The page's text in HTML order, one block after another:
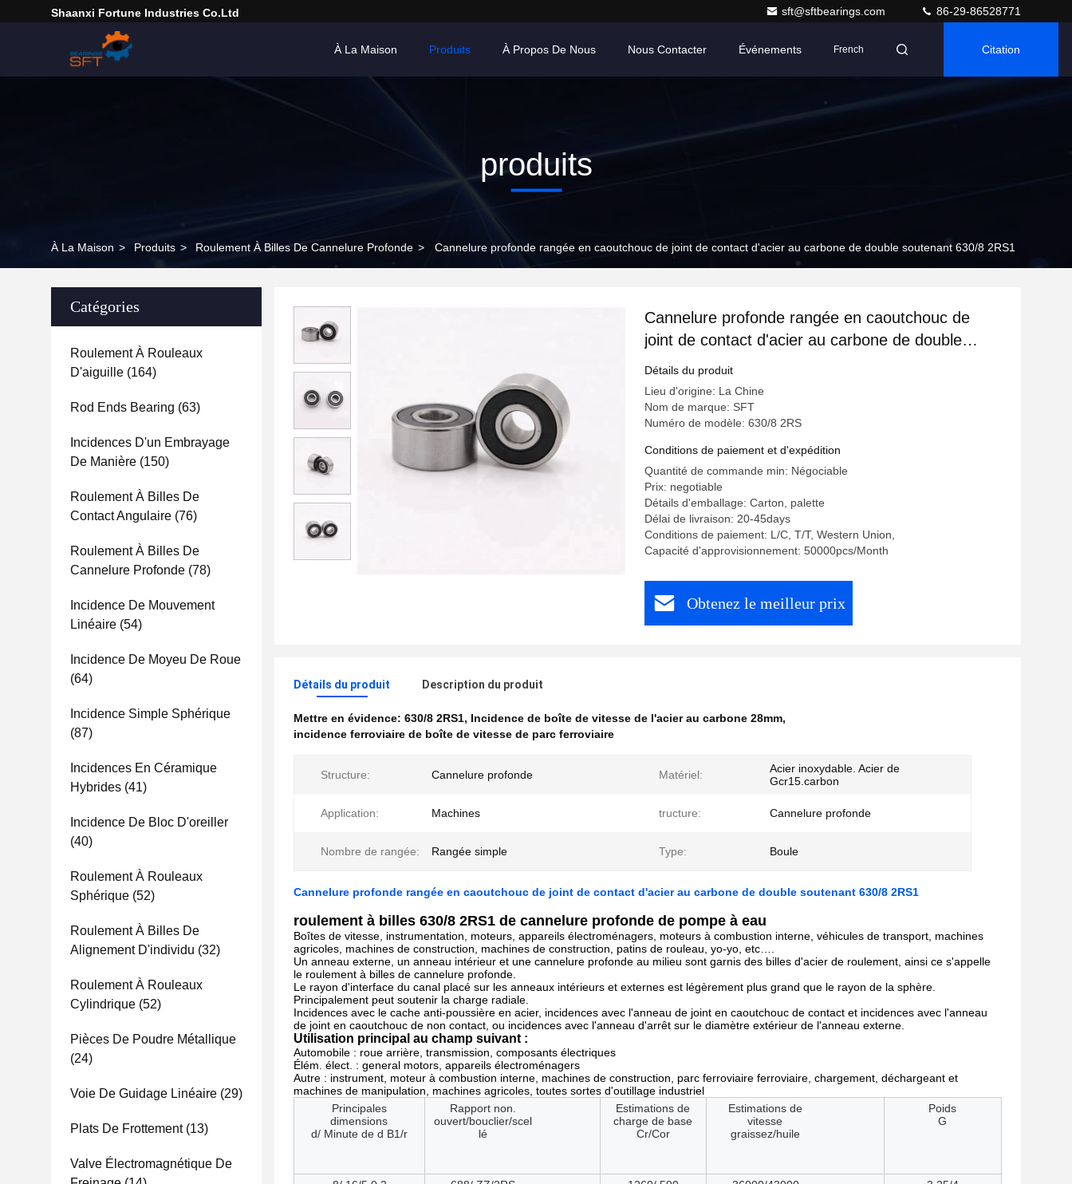
Shaanxi Fortune Industries Co.ltd sft@sftbearings.com 86-29-86528771
À La Maison Produits À Propos De Nous Nous Contacter Événements French Citation
produits
À La Maison > Produits > Roulement À Billes De Cannelure Profonde > Cannelure profonde rangée en caoutchouc de joint de contact d'acier au carbone de double soutenant 630/8 2RS1
Catégories
Roulement À Rouleaux
D'aiguille (164)
Rod Ends Bearing (63)
Incidences D'un Embrayage
De Manière (150)
Roulement À Billes De
Contact Angulaire (76)
Roulement À Billes De
Cannelure Profonde (78)
Incidence De Mouvement
Linéaire (54)
Incidence De Moyeu De Roue
(64)
Incidence Simple Sphérique
(87)
Incidences En Céramique
Hybrides (41)
Incidence De Bloc D'oreiller
(40)
Roulement À Rouleaux
Sphérique (52)
Roulement À Billes De
Alignement D'individu (32)
Roulement À Rouleaux
Cylindrique (52)
Pièces De Poudre Métallique
(24)
Voie De Guidage Linéaire (29)
Plats De Frottement(13)
Valve Électromagnétique De
Cannelure profonde rangée en caoutchouc de
joint de contact d'acier au carbone de double
soutenant 630/8 2RS1
Détails du produit
Lieu d'origine: La Chine
Nom de marque: SFT
Numéro de modèle: 630/8 2RS
Conditions de paiement et d'expédition
Quantité de commande min: Négociable
Prix: negotiable
Détails d'emballage: Carton, palette
Délai de livraison: 20-45days
Conditions de paiement: L/C, T/T, Western Union,
Capacité d'approvisionnement: 50000pcs/Month
Obtenez le meilleur prix
Détails du produit Description du produit
Mettre en évidence: 630/8 2RS1, Incidence de boîte de vitesse de l'acier au carbone 28mm,
incidence ferroviaire de boîte de vitesse de parc ferroviaire
Structure: Cannelure profonde Matériel:
Acier inoxydable. Acier de
Gcr15.carbon
Application: Machines tructure: Cannelure profonde
Nombre de rangée: Rangée simple Type: Boule
Cannelure profonde rangée en caoutchouc de joint de contact d'acier au carbone de double soutenant 630/8 2RS1
roulement à billes 630/8 2RS1 de cannelure profonde de pompe à eau
Boîtes de vitesse, instrumentation, moteurs, appareils électroménagers, moteurs à combustion interne, véhicules de transport, machines
agricoles, machines de construction, machines de construction, patins de rouleau, yo-yo, etc….
Un anneau externe, un anneau intérieur et une cannelure profonde au milieu sont garnis des billes d'acier de roulement, ainsi ce s'appelle
le roulement à billes de cannelure profonde.
Le rayon d'interface du canal placé sur les anneaux intérieurs et externes est légèrement plus grand que le rayon de la sphère.
Principalement peut soutenir la charge radiale.
Incidences avec le cache anti-poussière en acier, incidences avec l'anneau de joint en caoutchouc de contact et incidences avec l'anneau
de joint en caoutchouc de non contact, ou incidences avec l'anneau d'arrêt sur le diamètre extérieur de l'anneau externe.
Utilisation principal au champ suivant :
Automobile : roue arrière, transmission, composants électriques
Élém. élect. : general motors, appareils électroménagers
Autre : instrument, moteur à combustion interne, machines de construction, parc ferroviaire ferroviaire, chargement, déchargeant et
machines de manipulation, machines agricoles, toutes sortes d'outillage industriel
Principales
dimensions
d/ Minute de d B1/r
Rapport non.
ouvert/bouclier/scel
lé
Estimations de
charge de base
Cr/Cor
Estimations de
vitesse
graissez/huile
Poids
G